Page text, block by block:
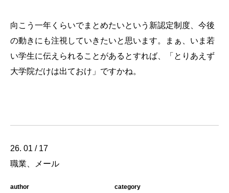
向こう一年くらいでまとめたいという新認定制度、今後
の動きにも注視していきたいと思います。まぁ、いま若
い学生に伝えられることがあるとすれば、「とりあえず
大学院だけは出ておけ」ですかね。
26. 01 / 17
職業、メール
author category